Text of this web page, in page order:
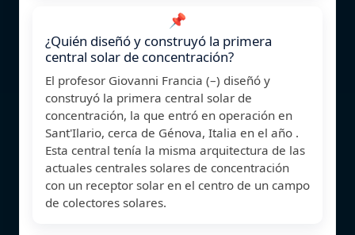
📌
¿Quién diseñó y construyó la primera
central solar de concentración?
El profesor Giovanni Francia (–) diseñó y
construyó la primera central solar de
concentración, la que entró en operación en
Sant'Ilario, cerca de Génova, Italia en el año .
Esta central tenía la misma arquitectura de las
actuales centrales solares de concentración
con un receptor solar en el centro de un campo
de colectores solares.